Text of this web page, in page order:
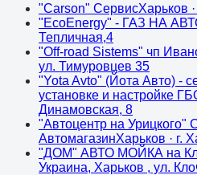
"Carson" СервисХарьков
"EcoEnergy" - ГАЗ НА
Тепличная,4
"Off-road Sistems" чп
ул. Тимуровцев 35
"Yota Avto" (Йота Авто) -
установке и настройке
Динамовская, 8
"Автоцентр на Урицкого"
АвтомагазинХарьков · г.
"ДОМ" АВТО МОЙКА на
Украина, Харьков , ул.